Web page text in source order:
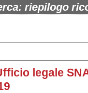
riepilogo
legale